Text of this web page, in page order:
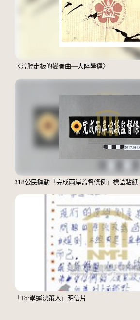
〈荒腔走板的變奏曲—大陸學運〉
318公民運動「完成兩岸監督條例」標語貼紙
「To:學運決策人」明信片